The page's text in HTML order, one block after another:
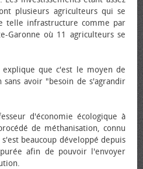
plusieurs agriculteurs qui se
telle infrastructure comme par
Garonne où 11 agriculteurs se
que c'est le moyen de
avoir "besoin de s'agrandir
d'économie écologique à
de méthanisation, connu
beaucoup développé depuis
afin de pouvoir l'envoyer